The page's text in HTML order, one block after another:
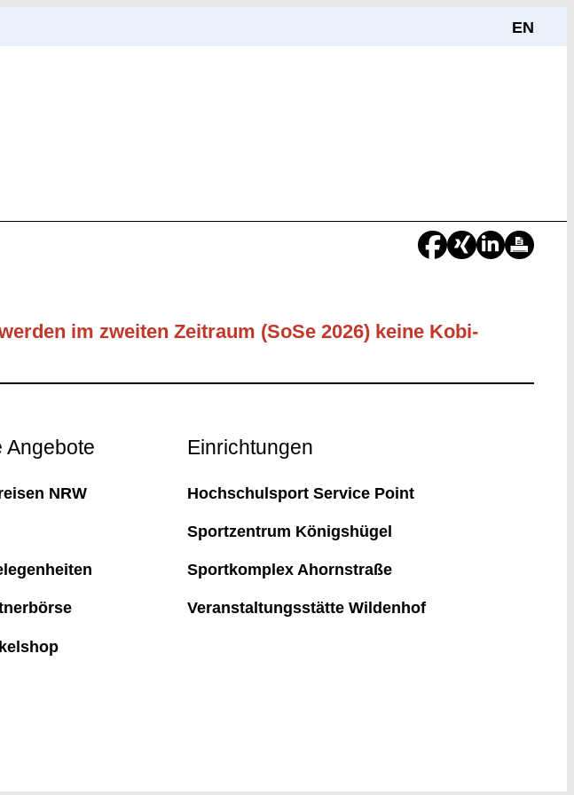
EN
im zweiten Zeitraum (SoSe 2026) keine Kobi-
Angebote
NRW
Einrichtungen
Hochschulsport Service Point
Sportzentrum Königshügel
Sportkomplex Ahornstraße
Veranstaltungsstätte Wildenhof